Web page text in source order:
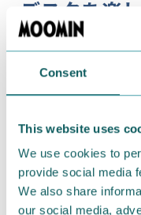
Consent
This website uses
We use cookies to
provide social media
We also share
our social media,
デスクを楽
ッズ特集